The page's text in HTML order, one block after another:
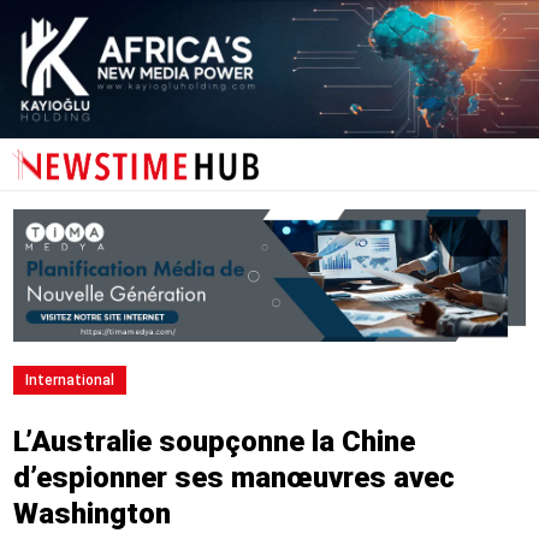
International
L’Australie soupçonne la Chine
d’espionner ses manœuvres avec
Washington